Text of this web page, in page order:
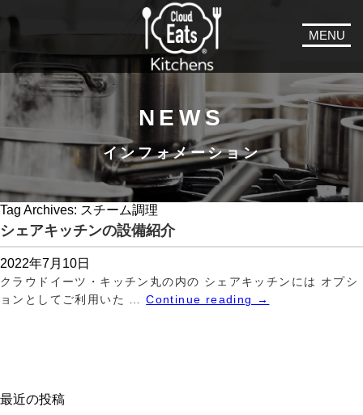
MENU
NEWS
インフォメーション
Tag Archives: スチーム調理
シェアキッチンの設備紹介
2022年7月10日
クラウドイーツ・キッチン丸の内の シェアキッチンには オプシ
ョンとしてご利用いた …Continue reading →
最近の投稿